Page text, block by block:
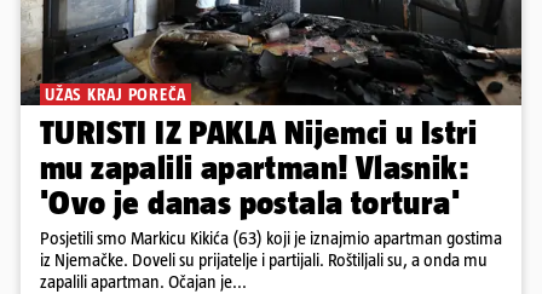
UŽAS KRAJ POREČA
TURISTI IZ PAKLA Nijemci u Istri
mu zapalili apartman! Vlasnik:
'Ovo je danas postala tortura'
Posjetili smo Markicu Kikića (63) koji je iznajmio apartman gostima
iz Njemačke. Doveli su prijatelje i partijali. Roštiljali su, a onda mu
zapalili apartman. Očajan je...